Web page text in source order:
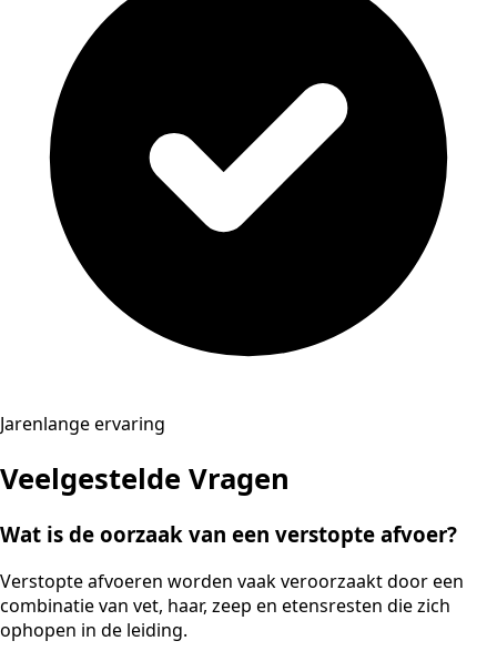
Jarenlange ervaring
Veelgestelde Vragen
Wat is de oorzaak van een verstopte afvoer?
Verstopte afvoeren worden vaak veroorzaakt door een
combinatie van vet, haar, zeep en etensresten die zich
ophopen in de leiding.